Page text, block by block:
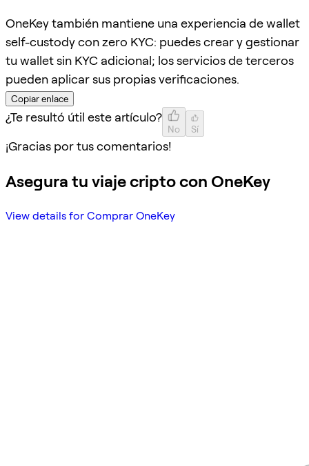
OneKey también mantiene una experiencia de wallet
self-custody con zero KYC: puedes crear y gestionar
tu wallet sin KYC adicional; los servicios de terceros
pueden aplicar sus propias verificaciones.
Copiar enlace
¿Te resultó útil este artículo?
No Sí
¡Gracias por tus comentarios!
Asegura tu viaje cripto con OneKey
View details for Comprar OneKey